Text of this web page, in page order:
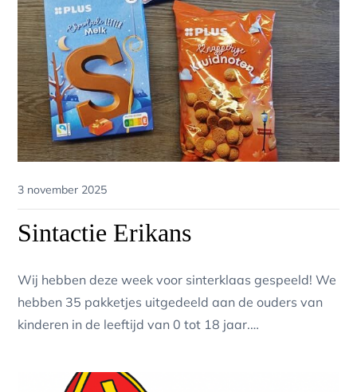
Posted
on
3 november 2025
Sintactie Erikans
Wij hebben deze week voor sinterklaas gespeeld! We
hebben 35 pakketjes uitgedeeld aan de ouders van
kinderen in de leeftijd van 0 tot 18 jaar.…